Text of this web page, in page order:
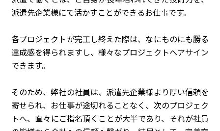
派遣先企業様にて活かすことができるお仕事です。
各プロジェクトが完工し終えた際は、なにものにも勝る
達成感を得られますし、様々なプロジェクトへアサイン
できます。
そのため、弊社の社員は、派遣先企業様より厚い信頼を
寄せられ、お仕事が途切れることなく、次のプロジェク
トへ、直々にご指名頂くことが大半であり、それが社員